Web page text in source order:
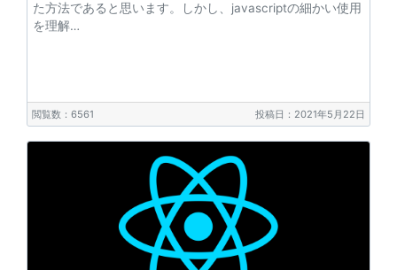
た方法であると思います。しかし、javascriptの細かい使用
を理解…
閲覧数：6561 投稿日：2021年5月22日